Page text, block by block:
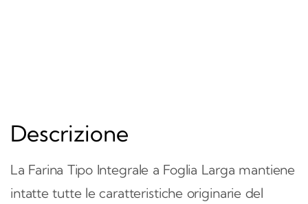
Descrizione
La Farina Tipo Integrale a Foglia Larga mantiene
intatte tutte le caratteristiche originarie del